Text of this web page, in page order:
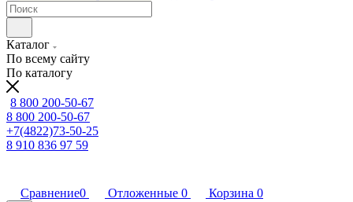
Каталог
По всему сайту
По каталогу
8 800 200-50-67
8 800 200-50-67
+7(4822)73-50-25
8 910 836 97 59
Сравнение0 Отложенные 0 Корзина 0